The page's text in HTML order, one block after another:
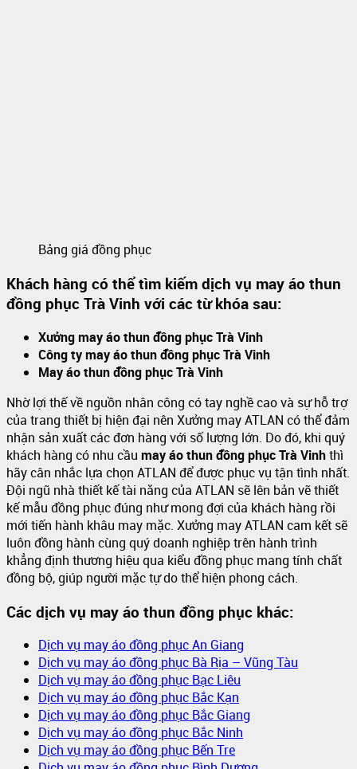
Bảng giá đồng phục
Khách hàng có thể tìm kiếm dịch vụ may áo thun
đồng phục Trà Vinh với các từ khóa sau:
Xưởng may áo thun đồng phục Trà Vinh
Công ty may áo thun đồng phục Trà Vinh
May áo thun đồng phục Trà Vinh
Nhờ lợi thế về nguồn nhân công có tay nghề cao và sự hỗ trợ
của trang thiết bị hiện đại nên Xưởng may ATLAN có thể đảm
nhận sản xuất các đơn hàng với số lượng lớn. Do đó, khi quý
khách hàng có nhu cầu may áo thun đồng phục Trà Vinhthì
hãy cân nhắc lựa chọn ATLAN để được phục vụ tận tình nhất.
Đội ngũ nhà thiết kế tài năng của ATLAN sẽ lên bản vẽ thiết
kế mẫu đồng phục đúng như mong đợi của khách hàng rồi
mới tiến hành khâu may mặc. Xưởng may ATLAN cam kết sẽ
luôn đồng hành cùng quý doanh nghiệp trên hành trình
khẳng định thương hiệu qua kiểu đồng phục mang tính chất
đồng bộ, giúp người mặc tự do thể hiện phong cách.
Các dịch vụ may áo thun đồng phục khác:
Dịch vụ may áo đồng phục An Giang
Dịch vụ may áo đồng phục Bà Rịa – Vũng Tàu
Dịch vụ may áo đồng phục Bạc Liêu
Dịch vụ may áo đồng phục Bắc Kạn
Dịch vụ may áo đồng phục Bắc Giang
Dịch vụ may áo đồng phục Bắc Ninh
Dịch vụ may áo đồng phục Bến Tre